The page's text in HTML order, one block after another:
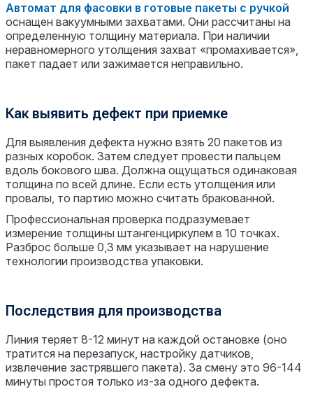
Автомат для фасовки в готовые пакеты с ручкой
оснащен вакуумными захватами. Они рассчитаны на
определенную толщину материала. При наличии
неравномерного утолщения захват «промахивается»,
пакет падает или зажимается неправильно.
Как выявить дефект при приемке
Для выявления дефекта нужно взять 20 пакетов из
разных коробок. Затем следует провести пальцем
вдоль бокового шва. Должна ощущаться одинаковая
толщина по всей длине. Если есть утолщения или
провалы, то партию можно считать бракованной.
Профессиональная проверка подразумевает
измерение толщины штангенциркулем в 10 точках.
Разброс больше 0,3 мм указывает на нарушение
технологии производства упаковки.
Последствия для производства
Линия теряет 8-12 минут на каждой остановке (оно
тратится на перезапуск, настройку датчиков,
извлечение застрявшего пакета). За смену это 96-144
минуты простоя только из-за одного дефекта.